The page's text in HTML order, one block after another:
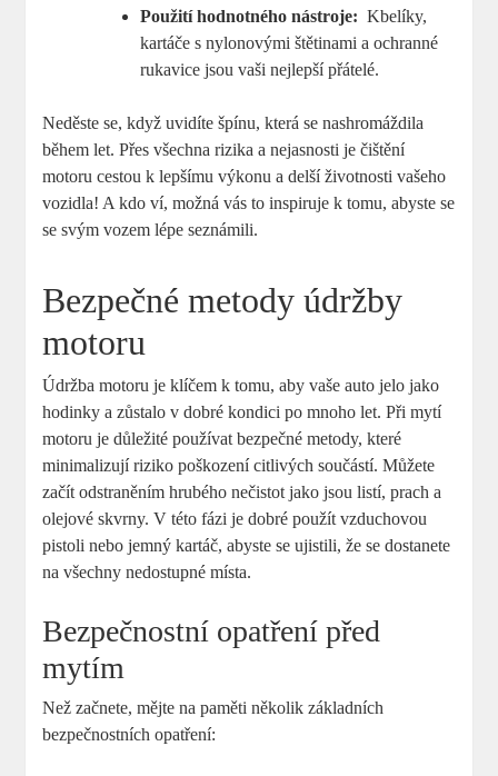
Použití ​hodnotného nástroje: ⁤ Kbelíky,‍
kartáče‌ s nylonovými štětinami a ochranné
rukavice jsou vaši ‌nejlepší přátelé.
Neděste se, když‌ uvidíte⁤ špínu, která se nashromáždila
během⁣ let. Přes ​všechna rizika a ‌nejasnosti je čištění
motoru cestou k lepšímu výkonu a ⁣delší životnosti ⁢vašeho
vozidla! A⁤ kdo ví, možná‍ vás to inspiruje⁣ k ‌tomu, abyste se
se svým vozem lépe seznámili.
Bezpečné metody⁢ údržby
⁣motoru
Údržba motoru‌ je klíčem k ‍tomu, aby‌ vaše auto jelo jako
hodinky a ⁤zůstalo v dobré kondici po‌ mnoho let. Při mytí⁢
motoru ‌je ​důležité používat​ bezpečné metody, které‌
minimalizují riziko poškození citlivých součástí. Můžete
začít odstraněním hrubého‌ nečistot ​jako jsou ‍listí, prach a
olejové skvrny. V této fázi je dobré použít vzduchovou⁤
pistoli nebo⁤ jemný kartáč, abyste se ujistili, že se dostanete
na ​všechny nedostupné​ místa.
Bezpečnostní opatření před
mytím
Než začnete, mějte⁣ na paměti ‌několik základních
bezpečnostních opatření: